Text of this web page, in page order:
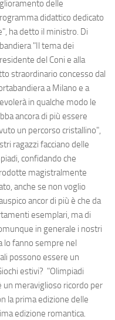
delle
didattico dedicato
ha detto il ministro. Di
"Il tema dei
del Coni e alla
straordinario concesso dal
a Milano e a
in qualche modo le
ancora di più essere
un percorso cristallino",
ragazzi facciano delle
confidando che
magistralmente
anche se non voglio
ancor di più è che da
esemplari, ma di
in generale i nostri
lo fanno sempre nel
possono essere un
estivi? "Olimpiadi
un meraviglioso ricordo per
la prima edizione delle
edizione romantica.